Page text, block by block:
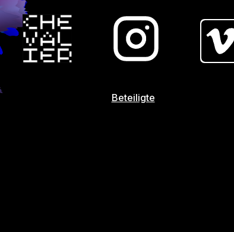
Beteiligte